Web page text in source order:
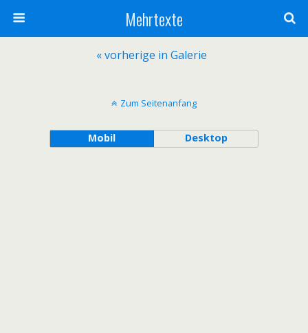
Mehrtexte
« vorherige in Galerie
Zum Seitenanfang
Mobil Desktop